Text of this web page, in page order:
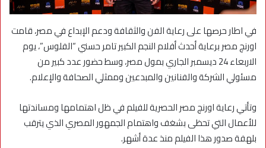
في اطار حرصها على رعاية الفن والثقافة ودعم الإبداع في مصر، قامت
اورنچ مصر برعاية أحدث أفلام النجم الكبير تامر حسني “الفلوس”، يوم
الاربعاء 24 ديسمبر الجاري بمول مصر، وسط حضور عدد كبير من
مسئولي الشركة والفنانين والمبدعين وممثلي الصحافة والإعلام.
وتأتي رعاية اورنچ مصر الحصرية للفيلم في ظل اهتمامها ومساندتها
للأعمال التي تحظى بشغف واهتمام الجمهور المصري الذي يترقب
بلهفة صدور هذا الفيلم منذ عدة أشهر.